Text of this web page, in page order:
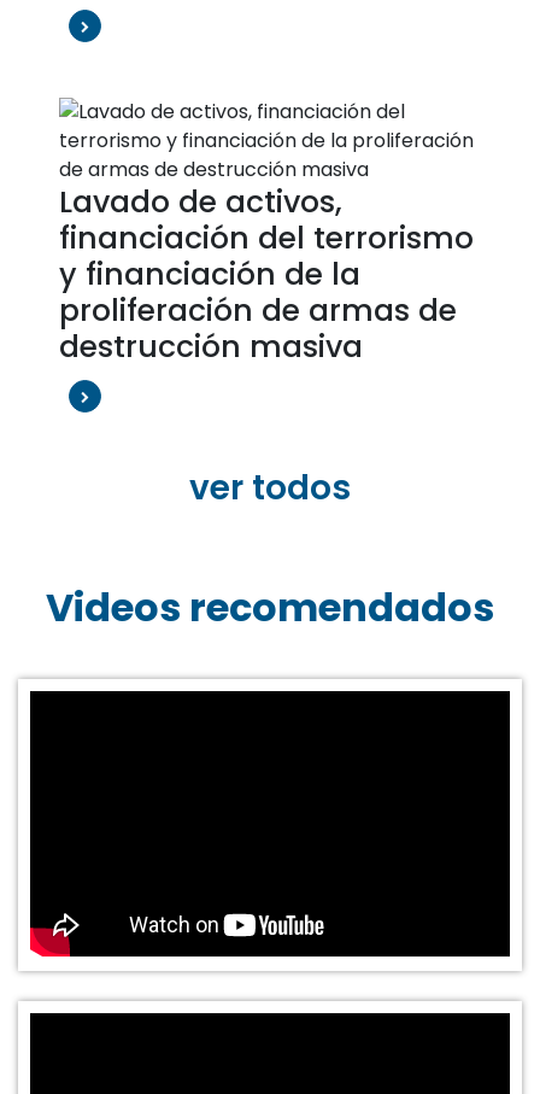
Lavado de activos,
financiación del terrorismo
y financiación de la
proliferación de armas de
destrucción masiva
ver todos
Videos recomendados